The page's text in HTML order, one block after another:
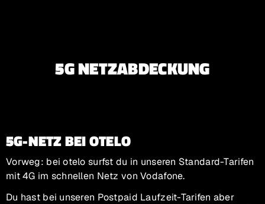
5G NETZABDECKUNG
5G-NETZ BEI OTELO
Vorweg: bei otelo surfst du in unseren Standard-Tarifen
mit 4G im schnellen Netz von Vodafone.
Du hast bei unseren Postpaid Laufzeit-Tarifen aber